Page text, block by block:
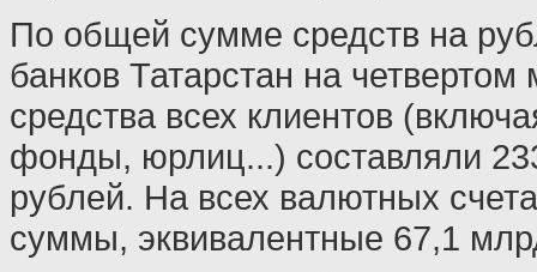
По общей сумме средств на
банков Татарстан на
средства всех клиентов
фонды, юрлиц...) составляли
рублей. На всех валютных
суммы, эквивалентные 67,1